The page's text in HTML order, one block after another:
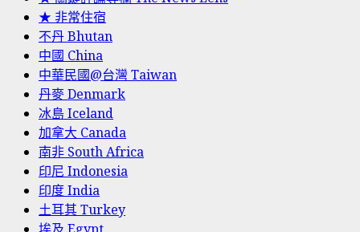
★ 非常住宿
不丹 Bhutan
中國 China
中華民國@台灣 Taiwan
丹麥 Denmark
冰島 Iceland
加拿大 Canada
南非 South Africa
印尼 Indonesia
印度 India
土耳其 Turkey